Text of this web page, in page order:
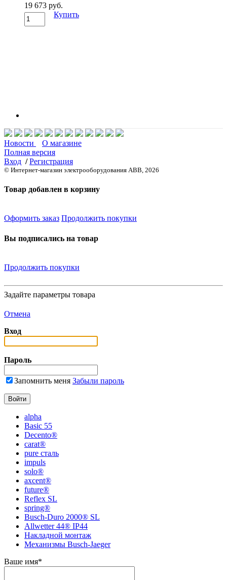
19 673 руб.
Купить
Новости
О магазине
Полная версия
Вход / Регистрация
© Интернет-магазин электрооборудования ABB, 2026
Товар добавлен в корзину
Оформить заказ Продолжить покупки
Вы подписались на товар
Продолжить покупки
Задайте параметры товара
Отмена
Вход
Пароль
Запомнить меня Забыли пароль
alpha
Basic 55
Decento®
carat®
pure сталь
impuls
solo®
axcent®
future®
Reflex SL
spring®
Busch-Duro 2000® SL
Allwetter 44® IP44
Накладной монтаж
Механизмы Busch-Jaeger
Ваше имя*